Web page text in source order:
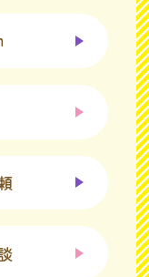
に係る情報
局）から
認可を受
さんに使用
用の報告